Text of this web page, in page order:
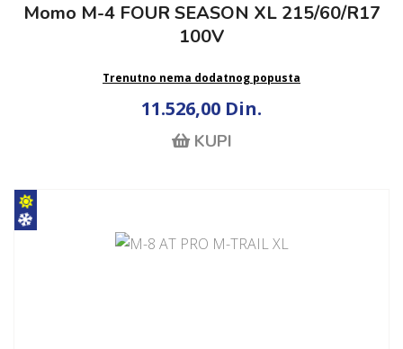
Momo M-4 FOUR SEASON XL 215/60/R17
100V
Trenutno nema dodatnog popusta
11.526,00 Din.
KUPI